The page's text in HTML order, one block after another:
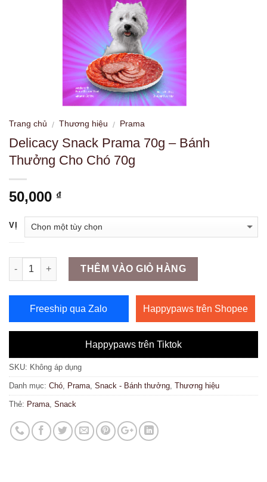
Trang chủ / Thương hiệu / Prama
Delicacy Snack Prama 70g – Bánh
Thưởng Cho Chó 70g
50,000 ₫
VỊ
Số lượng
THÊM VÀO GIỎ HÀNG
Freeship qua Zalo Happypaws trên Shopee
Happypaws trên Tiktok
SKU: Không áp dụng
Danh mục: Chó Prama Snack - Bánh thưởng Thương hiệu
Thẻ: Prama Snack